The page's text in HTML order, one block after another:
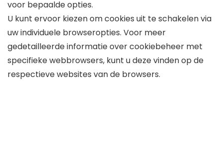
voor bepaalde opties.
U kunt ervoor kiezen om cookies uit te schakelen via
uw individuele browseropties. Voor meer
gedetailleerde informatie over cookiebeheer met
specifieke webbrowsers, kunt u deze vinden op de
respectieve websites van de browsers.